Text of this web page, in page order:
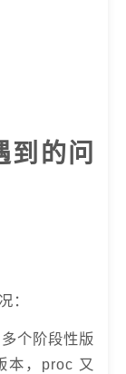
到的问
：
个阶段性版
本，proc 又